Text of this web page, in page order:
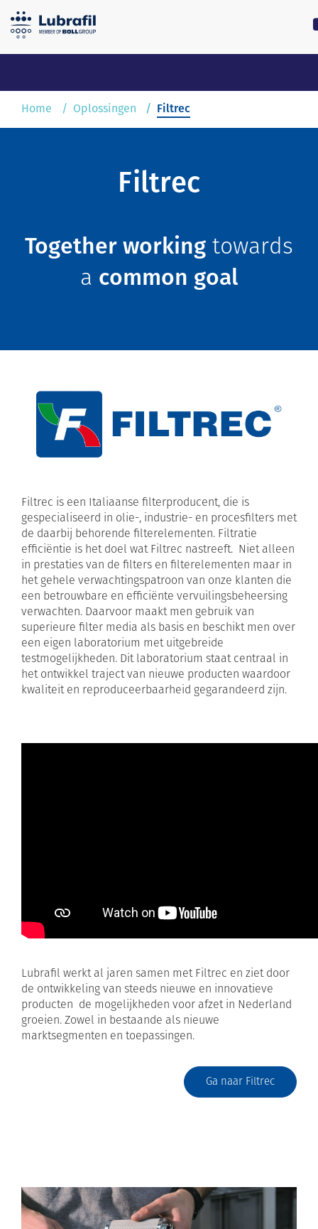
Home
Service & Onderhoud
Nieuws
Home Oplossingen Filtrec
Filtrec
Together working towards
a common goal
Filtrec is een Italiaanse filterproducent, die is
gespecialiseerd in olie-, industrie- en procesfilters met
de daarbij behorende filterelementen. Filtratie
efficiëntie is het doel wat Filtrec nastreeft. Niet alleen
in prestaties van de filters en filterelementen maar in
het gehele verwachtingspatroon van onze klanten die
een betrouwbare en efficiënte vervuilingsbeheersing
verwachten. Daarvoor maakt men gebruik van
superieure filter media als basis en beschikt men over
een eigen laboratorium met uitgebreide
testmogelijkheden. Dit laboratorium staat centraal in
het ontwikkel traject van nieuwe producten waardoor
kwaliteit en reproduceerbaarheid gegarandeerd zijn.
Lubrafil werkt al jaren samen met Filtrec en ziet door
de ontwikkeling van steeds nieuwe en innovatieve
producten de mogelijkheden voor afzet in Nederland
groeien. Zowel in bestaande als nieuwe
marktsegmenten en toepassingen.
Ga naar Filtrec